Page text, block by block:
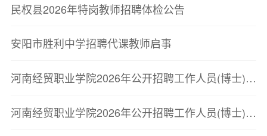
民权县2026年特岗教师招聘体检公告
安阳市胜利中学招聘代课教师启事
河南经贸职业学院2026年公开招聘工作人员(博士)(第二批)体检名单公告
河南经贸职业学院2026年公开招聘工作人员(博士)(第二批)面试成绩公告